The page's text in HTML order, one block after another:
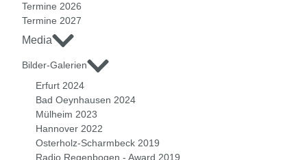
Termine 2026
Termine 2027
Media
Bilder-Galerien
Erfurt 2024
Bad Oeynhausen 2024
Mülheim 2023
Hannover 2022
Osterholz-Scharmbeck 2019
Radio Regenbogen - Award 2019